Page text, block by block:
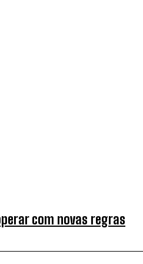
com novas regras